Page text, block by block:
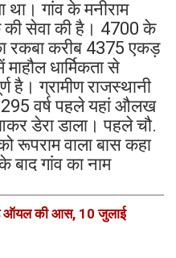
था। गांव के मनीराम
सेवा की है। 4700 के
रकबा करीब 4375 एकड़
धार्मिकता से
है। ग्रामीण राजस्थानी
295 वर्ष पहले यहां औलख
डेरा डाला। पहले चौ.
रूपराम वाला बास कहा
बाद गांव का नाम
ऑयल की आस, 10 जुलाई